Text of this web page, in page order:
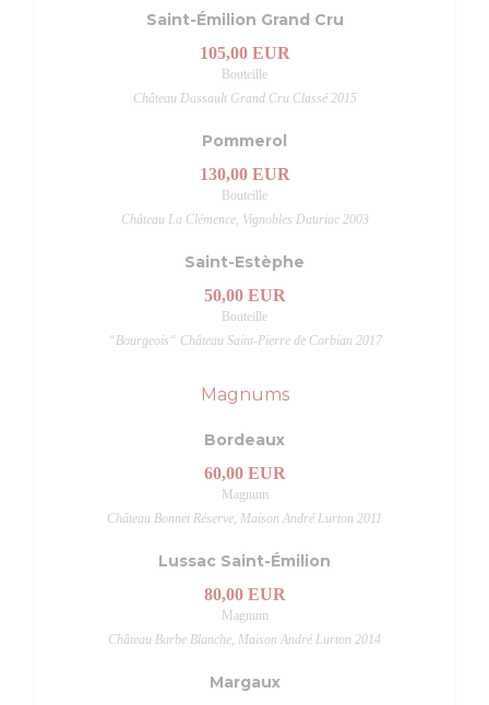
Saint-Émilion Grand Cru
105,00 EUR
Bouteille
Château Dassault Grand Cru Classé 2015
Pommerol
130,00 EUR
Bouteille
Château La Clémence, Vignobles Dauriac 2003
Saint-Estèphe
50,00 EUR
Bouteille
“Bourgeois“ Château Saint-Pierre de Corbian 2017
Magnums
Bordeaux
60,00 EUR
Magnum
Château Bonnet Réserve, Maison André Lurton 2011
Lussac Saint-Émilion
80,00 EUR
Magnum
Château Barbe Blanche, Maison André Lurton 2014
Margaux